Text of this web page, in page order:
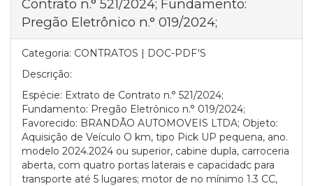
Contrato n.° 521/2024; Fundamento:
Pregão Eletrônico n.° 019/2024;
Categoria: CONTRATOS | DOC-PDF'S
Descrição:
Espécie: Extrato de Contrato n.° 521/2024;
Fundamento: Pregão Eletrônico n.° 019/2024;
Favorecido: BRANDÃO AUTOMOVEIS LTDA; Objeto:
Aquisição de Veículo O km, tipo Pick UP pequena, ano.
modelo 2024.2024 ou superior, cabine dupla, carroceria
aberta, com quatro portas laterais e capacidadc para
transporte até 5 lugares; motor de no mínimo 1.3 CC,